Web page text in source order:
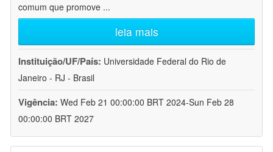
comum que promove ...
leia mais
Instituição/UF/País: Universidade Federal do Rio de
Janeiro - RJ - Brasil
Vigência: Wed Feb 21 00:00:00 BRT 2024-Sun Feb 28
00:00:00 BRT 2027